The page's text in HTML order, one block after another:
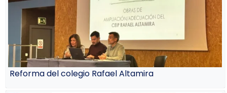
Reforma del colegio Rafael Altamira